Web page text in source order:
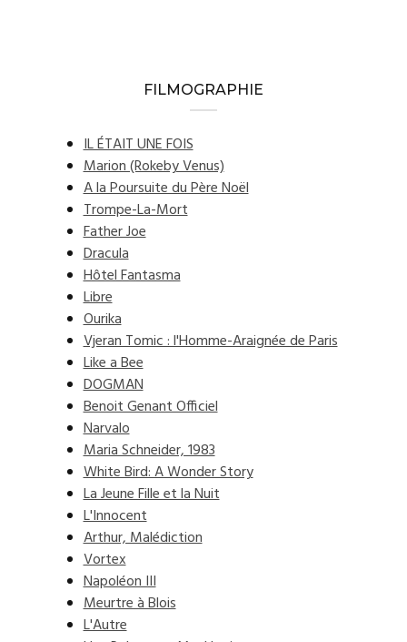
FILMOGRAPHIE
IL ÉTAIT UNE FOIS
Marion (Rokeby Venus)
A la Poursuite du Père Noël
Trompe-La-Mort
Father Joe
Dracula
Hôtel Fantasma
Libre
Ourika
Vjeran Tomic : l'Homme-Araignée de Paris
Like a Bee
DOGMAN
Benoit Genant Officiel
Narvalo
Maria Schneider, 1983
White Bird: A Wonder Story
La Jeune Fille et la Nuit
L'Innocent
Arthur, Malédiction
Vortex
Napoléon III
Meurtre à Blois
L'Autre